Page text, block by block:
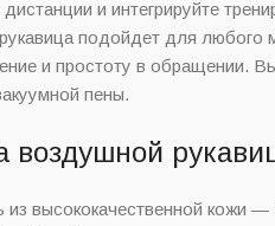
и интегрируйте
подойдет для
и простоту в обращении.
пены.
воздушной
из высококачественной кожи